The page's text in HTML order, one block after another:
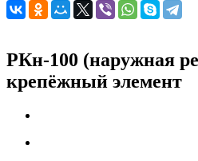
РКн-100 (наружная
крепёжный элемент